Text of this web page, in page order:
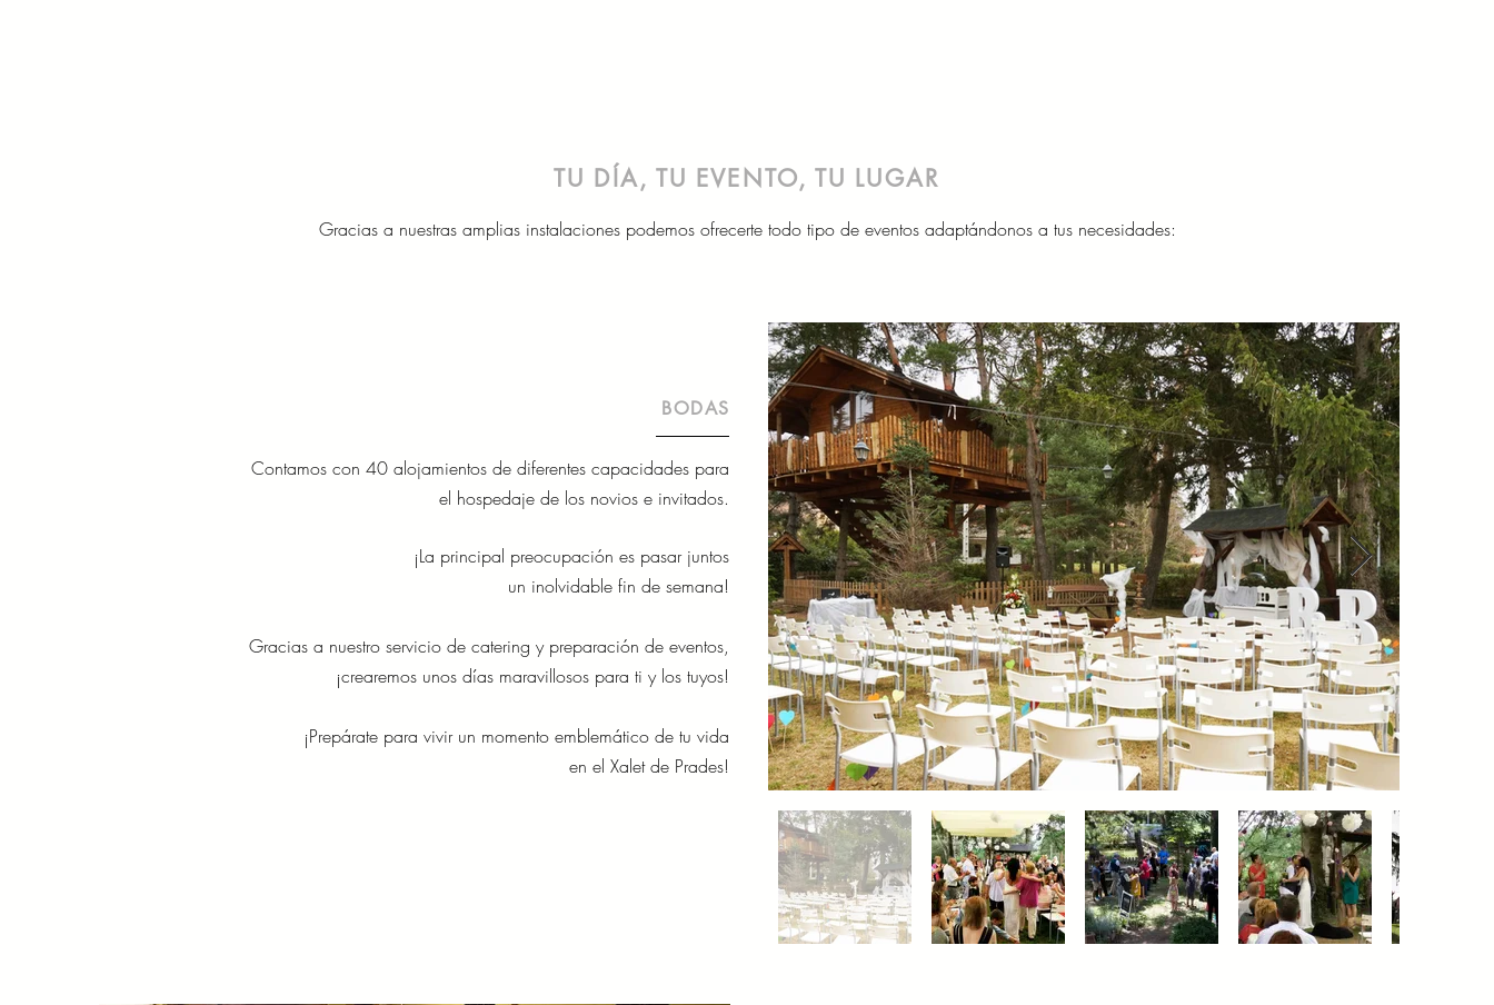
TU DÍA, TU EVENTO, TU LUGAR
Gracias a nuestras amplias instalaciones podemos ofrecerte todo tipo de eventos adaptándonos a tus necesidades:
Contamos con 40 alojamientos de diferentes capacidades para
el hospedaje de los novios e invitados.
¡La principal preocupación es pasar juntos
un inolvidable fin de semana!
Gracias a nuestro servicio de catering y preparación de eventos,
¡crearemos unos días maravillosos para ti y los tuyos!
¡Prepárate para vivir un momento emblemático de tu vida
en el Xalet de Prades!
BODAS